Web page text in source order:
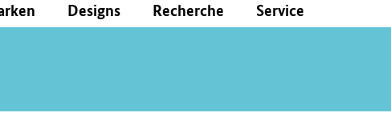
Designs Recherche Service